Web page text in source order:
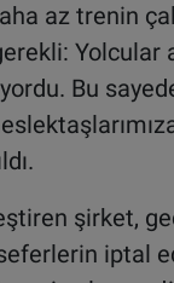
az trenin
Yolcular
Bu
şirket,
iptal